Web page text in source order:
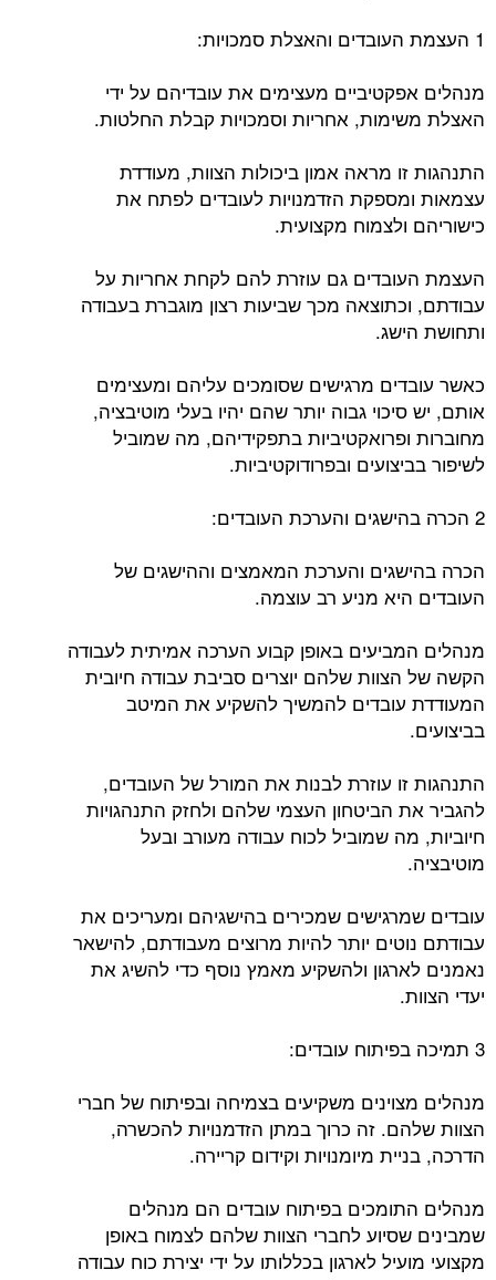
1 העצמת העובדים והאצלת סמכויות:
מנהלים אפקטיביים מעצימים את עובדיהם על ידי
האצלת משימות, אחריות וסמכויות קבלת החלטות.
התנהגות זו מראה אמון ביכולות הצוות, מעודדת
עצמאות ומספקת הזדמנויות לעובדים לפתח את
כישוריהם ולצמוח מקצועית.
העצמת העובדים גם עוזרת להם לקחת אחריות על
עבודתם, וכתוצאה מכך שביעות רצון מוגברת בעבודה
ותחושת הישג.
כאשר עובדים מרגישים שסומכים עליהם ומעצימים
אותם, יש סיכוי גבוה יותר שהם יהיו בעלי מוטיבציה,
מחוברות ופרואקטיביות בתפקידיהם, מה שמוביל
לשיפור בביצועים ובפרודוקטיביות.
2 הכרה בהישגים והערכת העובדים:
הכרה בהישגים והערכת המאמצים וההישגים של
העובדים היא מניע רב עוצמה.
מנהלים המביעים באופן קבוע הערכה אמיתית לעבודה
הקשה של הצוות שלהם יוצרים סביבת עבודה חיובית
המעודדת עובדים להמשיך להשקיע את המיטב
בביצועים.
התנהגות זו עוזרת לבנות את המורל של העובדים,
להגביר את הביטחון העצמי שלהם ולחזק התנהגויות
חיוביות, מה שמוביל לכוח עבודה מעורב ובעל
מוטיבציה.
עובדים שמרגישים שמכירים בהישגיהם ומעריכים את
עבודתם נוטים יותר להיות מרוצים מעבודתם, להישאר
נאמנים לארגון ולהשקיע מאמץ נוסף כדי להשיג את
יעדי הצוות.
3 תמיכה בפיתוח עובדים:
מנהלים מצוינים משקיעים בצמיחה ובפיתוח של חברי
הצוות שלהם. זה כרוך במתן הזדמנויות להכשרה,
הדרכה, בניית מיומנויות וקידום קריירה.
מנהלים התומכים בפיתוח עובדים הם מנהלים
שמבינים שסיוע לחברי הצוות שלהם לצמוח באופן
מקצועי מועיל לארגון בכללותו על ידי יצירת כוח עבודה